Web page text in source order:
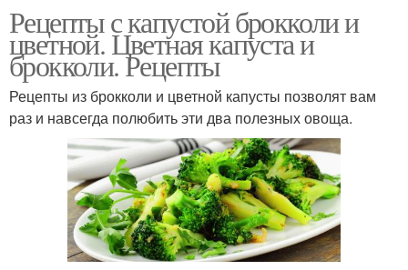
Рецепты с капустой брокколи и
цветной. Цветная капуста и
брокколи. Рецепты
Рецепты из брокколи и цветной капусты позволят вам
раз и навсегда полюбить эти два полезных овоща.